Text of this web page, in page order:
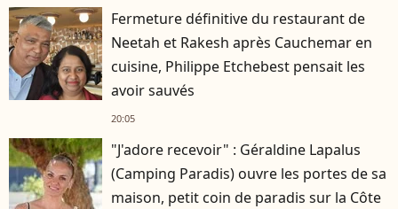
Fermeture définitive du restaurant de
Neetah et Rakesh après Cauchemar en
cuisine, Philippe Etchebest pensait les
avoir sauvés
20:05
"J'adore recevoir" : Géraldine Lapalus
(Camping Paradis) ouvre les portes de sa
maison, petit coin de paradis sur la Côte